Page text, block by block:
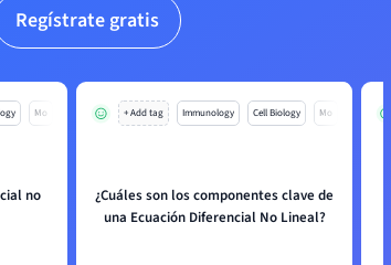
Regístrate gratis
Mo
no
+ Add tag Immunology Cell Biology Mo
¿Cuáles son los componentes clave de
una Ecuación Diferencial No Lineal?